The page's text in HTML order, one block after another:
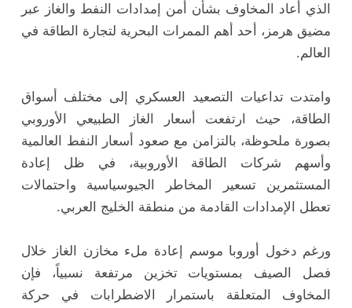
الذي أعاد المخاوف بشأن أمن إمدادات النفط والغاز عبر
مضيق هرمز، أحد أهم الممرات البحرية لتجارة الطاقة في
العالم.
وامتدت تداعيات التصعيد العسكري إلى مختلف أسواق
الطاقة، حيث ارتفعت أسعار الغاز الطبيعي الأوروبي
بصورة ملحوظة، بالتزامن مع صعود أسعار النفط العالمية
وأسهم شركات الطاقة الأوروبية، في ظل إعادة
المستثمرين تسعير المخاطر الجيوسياسية واحتمالات
تعطل الإمدادات القادمة من منطقة الخليج العربي.
ورغم دخول أوروبا موسم إعادة ملء مخازن الغاز خلال
فصل الصيف بمستويات تخزين مرتفعة نسبياً، فإن
المخاوف المتعلقة باستمرار الاضطرابات في حركة